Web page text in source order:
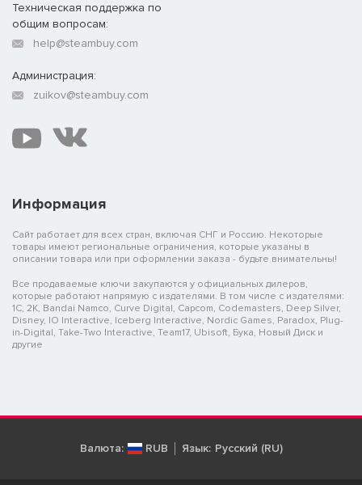
Информация
Сайт работает для всех стран, включая СНГ и Россию. Некоторые
товары имеют региональные ограничения, которые указаны в
описании товара или при оформлении заказа - будьте внимательны!
Все продаваемые ключи закупаются у официальных дилеров,
которые работают напрямую с издателями. В том числе с издателями:
1C, 2K, Bandai Namco, Curve Digital, Capcom, Codemasters, Deep Silver,
Disney, IO Interactive, Iceberg Interactive, Nordic Games, Paradox, Plug-
in-Digital, Take-Two Interactive, Team17, Ubisoft, Бука, Новый Диск и
другие
Техническая поддержка по
общим вопросам:
help@steambuy.com
Администрация:
zuikov@steambuy.com
Валюта: RUB Язык: Русский (RU)